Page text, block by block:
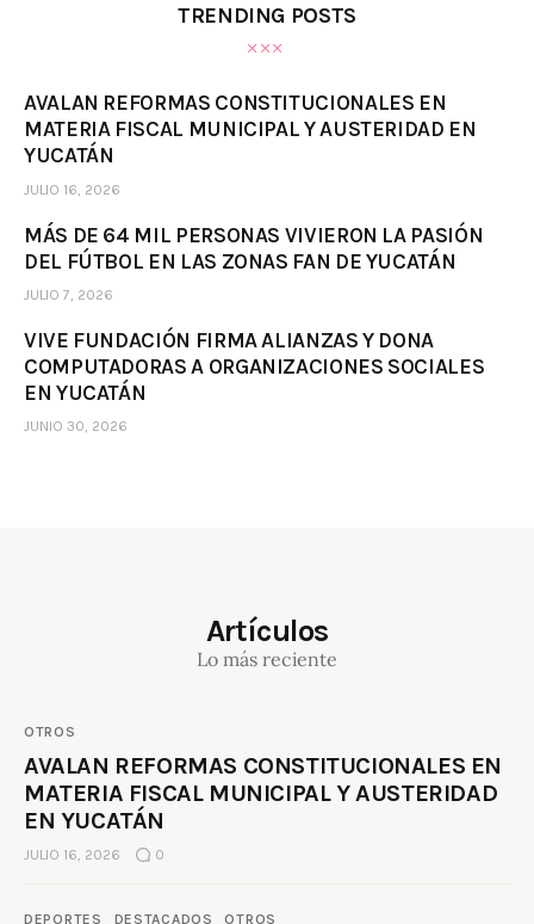
TRENDING POSTS
AVALAN REFORMAS CONSTITUCIONALES EN
MATERIA FISCAL MUNICIPAL Y AUSTERIDAD EN
YUCATÁN
JULIO 16, 2026
MÁS DE 64 MIL PERSONAS VIVIERON LA PASIÓN
DEL FÚTBOL EN LAS ZONAS FAN DE YUCATÁN
JULIO 7, 2026
VIVE FUNDACIÓN FIRMA ALIANZAS Y DONA
COMPUTADORAS A ORGANIZACIONES SOCIALES
EN YUCATÁN
JUNIO 30, 2026
Artículos
Lo más reciente
OTROS
AVALAN REFORMAS CONSTITUCIONALES EN
MATERIA FISCAL MUNICIPAL Y AUSTERIDAD
EN YUCATÁN
JULIO 16, 2026 0
DEPORTES DESTACADOS OTROS